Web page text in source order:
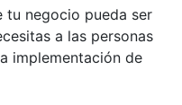
tu negocio pueda ser
a las personas
implementación de